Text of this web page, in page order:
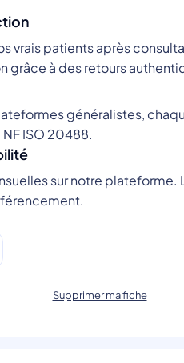
vrais patients après
grâce à des retours
généralistes,
ISO 20488.
sur notre plateforme.
Supprimer ma fiche